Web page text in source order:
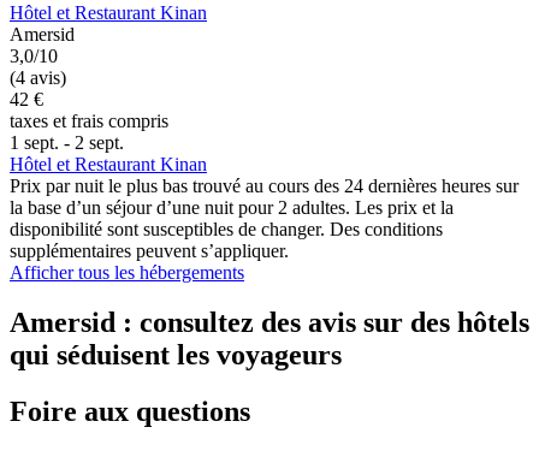
Hôtel et Restaurant Kinan
Amersid
3,0/10
(4 avis)
42 €
taxes et frais compris
1 sept. - 2 sept.
Hôtel et Restaurant Kinan
Prix par nuit le plus bas trouvé au cours des 24 dernières heures sur
la base d’un séjour d’une nuit pour 2 adultes. Les prix et la
disponibilité sont susceptibles de changer. Des conditions
supplémentaires peuvent s’appliquer.
Afficher tous les hébergements
Amersid : consultez des avis sur des hôtels
qui séduisent les voyageurs
Foire aux questions